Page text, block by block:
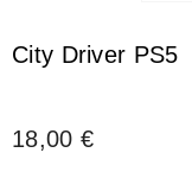
City Driver PS5
18,00 €